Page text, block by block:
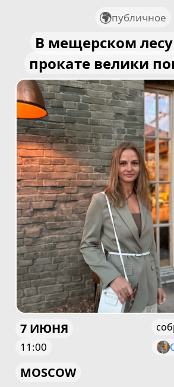
публичное
В мещерском лесу
прокате велики
7 ИЮНЯ
11:00
MOSCOW